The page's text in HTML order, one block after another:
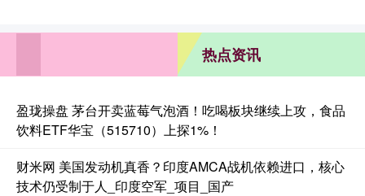
热点资讯
盈珑操盘 茅台开卖蓝莓气泡酒！吃喝板块继续上攻，食品
饮料ETF华宝（515710）上探1%！
财米网 美国发动机真香？印度AMCA战机依赖进口，核心
技术仍受制于人_印度空军_项目_国产